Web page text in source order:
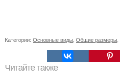
Категории: Основные виды Общие размеры
Читайте также